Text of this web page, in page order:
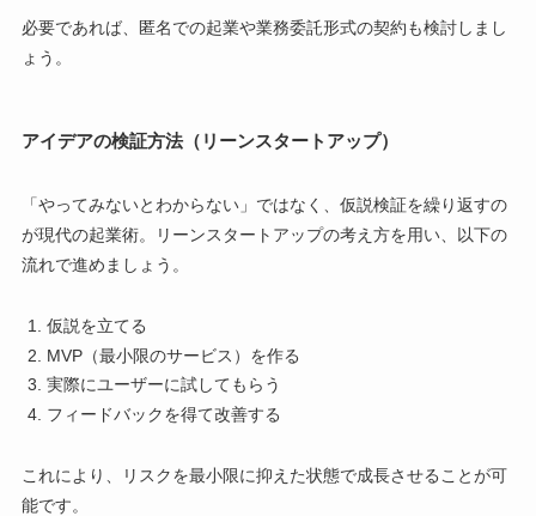
必要であれば、匿名での起業や業務委託形式の契約も検討しまし
ょう。
アイデアの検証方法（リーンスタートアップ）
「やってみないとわからない」ではなく、仮説検証を繰り返すの
が現代の起業術。リーンスタートアップの考え方を用い、以下の
流れで進めましょう。
仮説を立てる
MVP（最小限のサービス）を作る
実際にユーザーに試してもらう
フィードバックを得て改善する
これにより、リスクを最小限に抑えた状態で成長させることが可
能です。